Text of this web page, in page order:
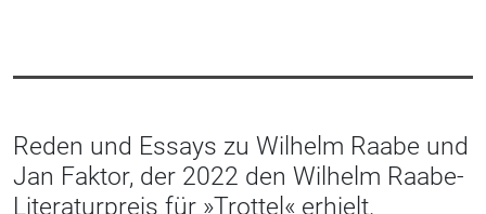
Reden und Essays zu Wilhelm Raabe und
Jan Faktor, der 2022 den Wilhelm Raabe-
Literaturpreis für »Trottel« erhielt.